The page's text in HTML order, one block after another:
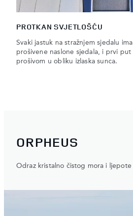
PROTKAN SVJETLOŠĆU
Svaki jastuk na stražnjem sjedalu
prošivene naslone sjedala, i prvi
prošivom u obliku izlaska sunca.
ORPHEUS
Odraz kristalno čistog mora i